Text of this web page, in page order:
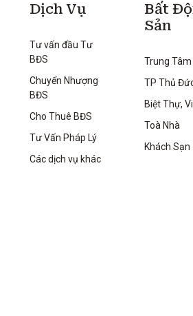
Dịch Vụ
Tư vấn đầu Tư
BĐS
Chuyển Nhượng
BĐS
Cho Thuê BĐS
Tư Vấn Pháp Lý
Các dịch vụ khác
Bất
Sản
Trung Tâm
TP Thủ
Biệt Thự,
Toà Nhà
Khách Sạn